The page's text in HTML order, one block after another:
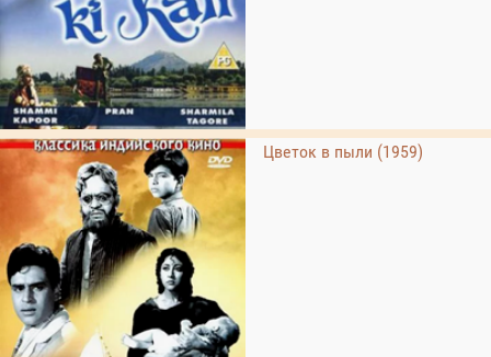
Цветок в пыли (1959)